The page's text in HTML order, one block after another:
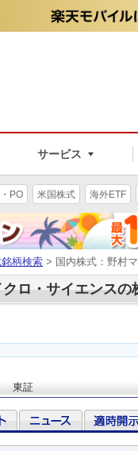
サービス
PO 米国株式 海外ETF
柄検索 > 国内株式：野村
ロ・サイエンスの
東証